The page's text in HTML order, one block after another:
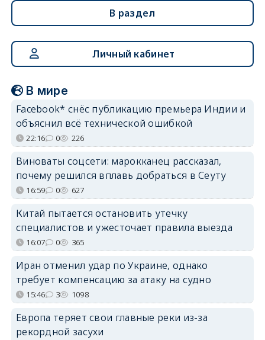
В раздел
Личный кабинет
В мире
Facebook* снёс публикацию премьера Индии и
объяснил всё технической ошибкой
22:16 0 226
Виноваты соцсети: марокканец рассказал,
почему решился вплавь добраться в Сеуту
16:59 0 627
Китай пытается остановить утечку
специалистов и ужесточает правила выезда
16:07 0 365
Иран отменил удар по Украине, однако
требует компенсацию за атаку на судно
15:46 3 1098
Европа теряет свои главные реки из-за
рекордной засухи